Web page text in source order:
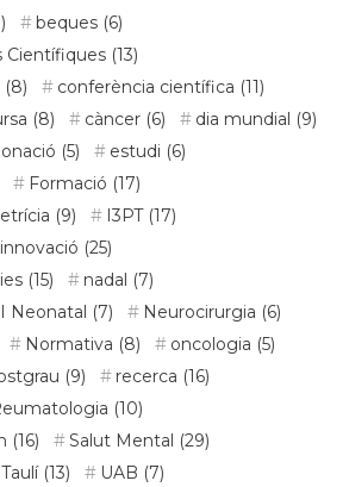
beques (6)
Científiques (13)
(8) conferència científica (11)
(8) càncer (6) dia mundial (9)
(5) estudi (6)
Formació (17)
(9) I3PT(17)
innovació (25)
(15) nadal (7)
Neonatal (7) Neurocirurgia (6)
Normativa (8) oncologia (5)
(9) recerca (16)
(10)
(16) Salut Mental (29)
(13) UAB (7)